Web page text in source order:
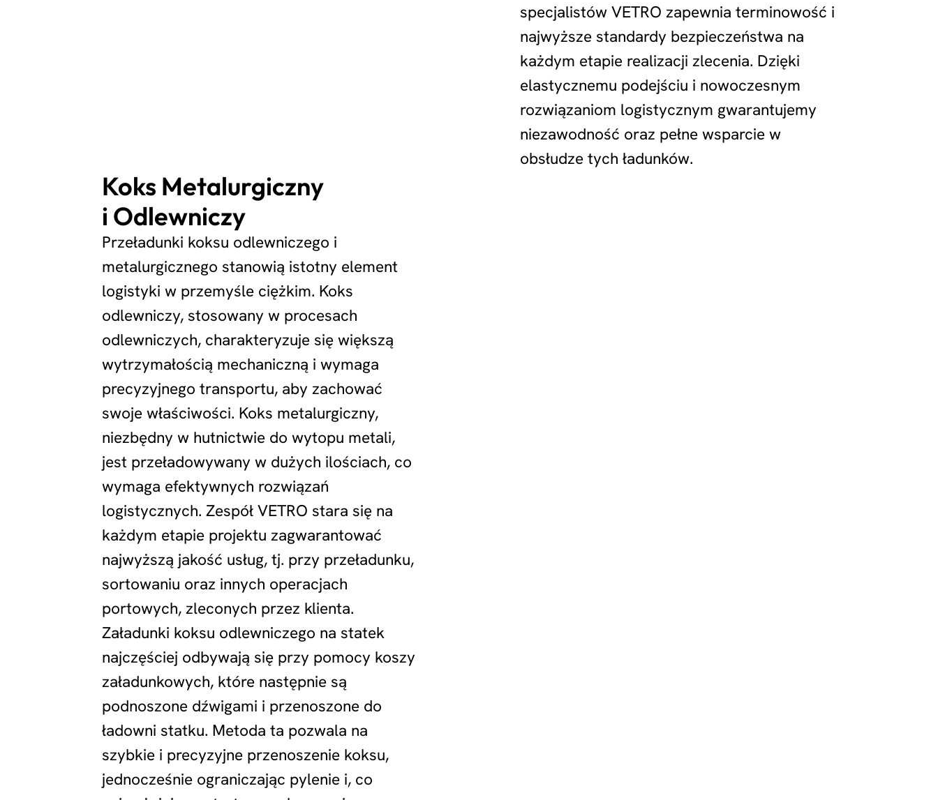
specjalistów VETRO zapewnia terminowość i
najwyższe standardy bezpieczeństwa na
każdym etapie realizacji zlecenia. Dzięki
elastycznemu podejściu i nowoczesnym
rozwiązaniom logistycznym gwarantujemy
niezawodność oraz pełne wsparcie w
obsłudze tych ładunków.
Koks Metalurgiczny
i Odlewniczy
Przeładunki koksu odlewniczego i
metalurgicznego stanowią istotny element
logistyki w przemyśle ciężkim. Koks
odlewniczy, stosowany w procesach
odlewniczych, charakteryzuje się większą
wytrzymałością mechaniczną i wymaga
precyzyjnego transportu, aby zachować
swoje właściwości. Koks metalurgiczny,
niezbędny w hutnictwie do wytopu metali,
jest przeładowywany w dużych ilościach, co
wymaga efektywnych rozwiązań
logistycznych. Zespół VETRO stara się na
każdym etapie projektu zagwarantować
najwyższą jakość usług, tj. przy przeładunku,
sortowaniu oraz innych operacjach
portowych, zleconych przez klienta.
Załadunki koksu odlewniczego na statek
najczęściej odbywają się przy pomocy koszy
załadunkowych, które następnie są
podnoszone dźwigami i przenoszone do
ładowni statku. Metoda ta pozwala na
szybkie i precyzyjne przenoszenie koksu,
jednocześnie ograniczając pylenie i, co